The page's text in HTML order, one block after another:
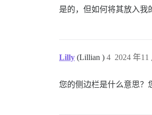
是的，但如何将其放入我
Lilly (Lillian ) 2024 年11
4
您的侧边栏是什么意思？